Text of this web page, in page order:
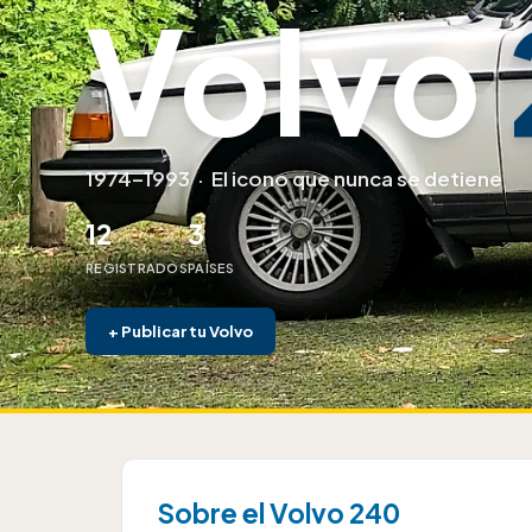
Volvo
1974–1993· El icono que nunca se detiene
12
REGISTRADOS
3
PAÍSES
+ Publicar tu Volvo
Sobre el Volvo 240